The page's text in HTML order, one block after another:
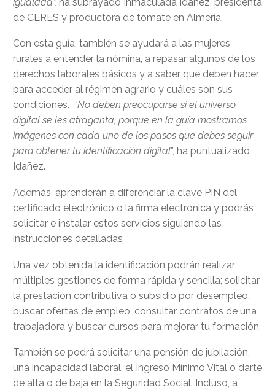
de CERES y productora de tomate en Almería.
Con esta guía, también se ayudará a las mujeres
rurales a entender la nómina, a repasar algunos de los
derechos laborales básicos y a saber qué deben hacer
para acceder al régimen agrario y cuáles son sus
condiciones. “No deben preocuparse si el universo
digital se les atraganta, porque en la guía mostramos
imágenes con cada uno de los pasos que debes seguir
para obtener tu identificación digital”, ha puntualizado
Idañez.
Además, aprenderán a diferenciar la clave PIN del
certificado electrónico o la firma electrónica y podrás
solicitar e instalar estos servicios siguiendo las
instrucciones detalladas
Una vez obtenida la identificación podrán realizar
múltiples gestiones de forma rápida y sencilla; solicitar
la prestación contributiva o subsidio por desempleo,
buscar ofertas de empleo, consultar contratos de una
trabajadora y buscar cursos para mejorar tu formación.
También se podrá solicitar una pensión de jubilación,
una incapacidad laboral, el Ingreso Mínimo Vital o darte
de alta o de baja en la Seguridad Social. Incluso, a